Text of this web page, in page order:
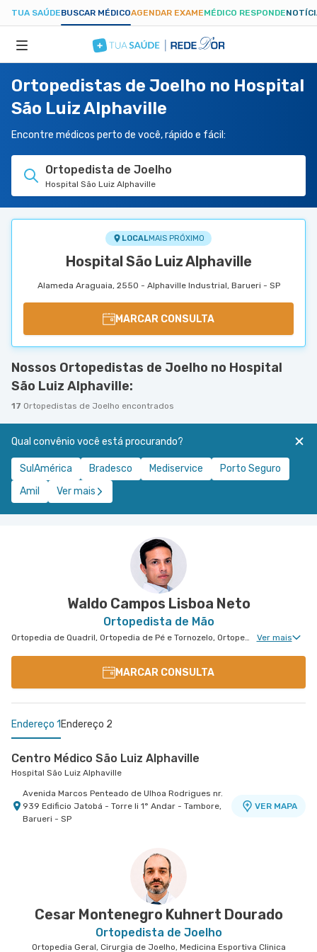
TUA SAÚDEBUSCAR MÉDICOAGENDAR EXAMEMÉDICO RESPONDE
ESPECIALIDADES
HOSPITAIS
TUASAUDE.COM
Ortopedistas de Joelho no Hospital
São Luiz Alphaville
Encontre médicos perto de você, rápido e fácil:
Ortopedista de Joelho
Hospital São Luiz Alphaville
LOCALMAIS PRÓXIMO
Hospital São Luiz Alphaville
Alameda Araguaia, 2550 - Alphaville Industrial, Barueri - SP
MARCAR CONSULTA
Nossos Ortopedistas de Joelho no Hospital
São Luiz Alphaville:
17 Ortopedistas de Joelho encontrados
Qual convênio você está procurando?
SulAmérica Bradesco Mediservice
Porto Seguro
Amil
Ver mais
Waldo Campos Lisboa Neto
Ortopedista de Mão
Ortopedia de Quadril, Ortopedia de Pé e Tornozelo, Ortopedia de Ombro, Ortopedia de Joelho, Ortopedia de Coluna, Ortopedia Geral, Cirurgia de Joelho, Cirurgia de Coluna, Cirurgia de Punho, Ortopedia de Punho, Ortopedia de Cotovelo, Ortopedia Pediátrica, Cirurgia de Cotovelo, Cirurgia de Quadril, Cirurgia de Ombro, Cirurgia de Pé e Tornozelo, Cirurgia de Mão, Ortopedia Para Diabetes e Feridas Ver mais
MARCAR CONSULTA
Endereço 1 Endereço 2
Centro Médico São Luiz Alphaville
Hospital São Luiz Alphaville
Avenida Marcos Penteado de Ulhoa Rodrigues nr.
939 Edificio Jatobá - Torre Ii 1° Andar - Tambore,
Barueri - SP
VER MAPA
Hospital e Maternidade São Luiz Anália Franco
Rua Antonio Camardo nr. 856 - Tatuape, Sao
Cesar Montenegro Kuhnert Dourado
Ortopedista de Joelho
Ortopedia Geral, Cirurgia de Joelho, Medicina Esportiva Clinica